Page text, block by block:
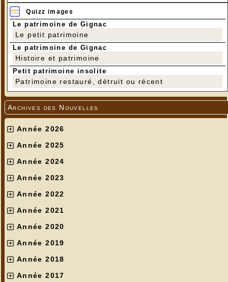
Quizz images
Le patrimoine de Gignac
Le petit patrimoine
Le patrimoine de Gignac
Histoire et patrimoine
Petit patrimoine insolite
Patrimoine restauré, détruit ou récent
Archives des Nouvelles
Année 2026
Année 2025
Année 2024
Année 2023
Année 2022
Année 2021
Année 2020
Année 2019
Année 2018
Année 2017